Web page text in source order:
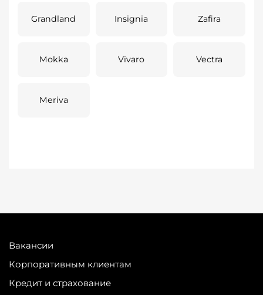
Grandland Insignia Zafira
Mokka Vivaro Vectra
Meriva
Вакансии
Корпоративным клиентам
Кредит и страхование